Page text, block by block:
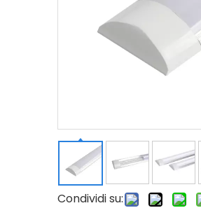
Condividi su: